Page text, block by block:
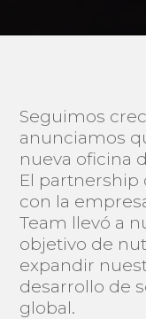
Seguimos
anunciamos
nueva oficina
El partnership
con la
Team llevó a
objetivo de
expandir
desarrollo de
global.